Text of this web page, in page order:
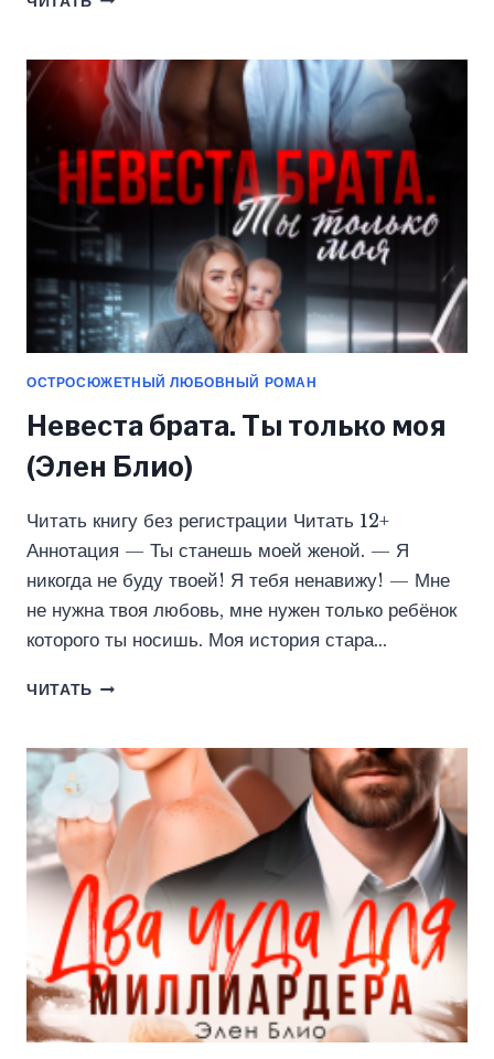
ЛЮБОВЬ
(ЭЛЕН
БЛИО)
ОСТРОСЮЖЕТНЫЙ ЛЮБОВНЫЙ РОМАН
Невеста брата. Ты только моя
(Элен Блио)
Читать книгу без регистрации Читать 12+
Аннотация — Ты станешь моей женой. — Я
никогда не буду твоей! Я тебя ненавижу! — Мне
не нужна твоя любовь, мне нужен только ребёнок
которого ты носишь. Моя история стара…
ЧИТАТЬ НЕВЕСТА
ТОЛЬКО
(ЭЛЕН
БЛИО)